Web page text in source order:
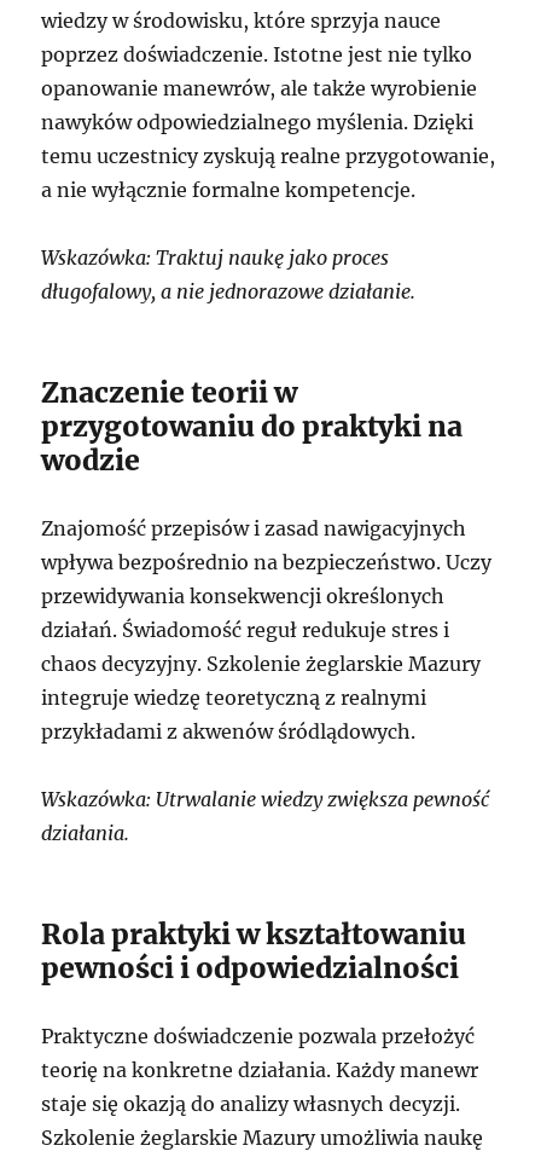
wiedzy w środowisku, które sprzyja nauce
poprzez doświadczenie. Istotne jest nie tylko
opanowanie manewrów, ale także wyrobienie
nawyków odpowiedzialnego myślenia. Dzięki
temu uczestnicy zyskują realne przygotowanie,
a nie wyłącznie formalne kompetencje.
Wskazówka: Traktuj naukę jako proces
długofalowy, a nie jednorazowe działanie.
Znaczenie teorii w
przygotowaniu do praktyki na
wodzie
Znajomość przepisów i zasad nawigacyjnych
wpływa bezpośrednio na bezpieczeństwo. Uczy
przewidywania konsekwencji określonych
działań. Świadomość reguł redukuje stres i
chaos decyzyjny. Szkolenie żeglarskie Mazury
integruje wiedzę teoretyczną z realnymi
przykładami z akwenów śródlądowych.
Wskazówka: Utrwalanie wiedzy zwiększa pewność
działania.
Rola praktyki w kształtowaniu
pewności i odpowiedzialności
Praktyczne doświadczenie pozwala przełożyć
teorię na konkretne działania. Każdy manewr
staje się okazją do analizy własnych decyzji.
Szkolenie żeglarskie Mazury umożliwia naukę